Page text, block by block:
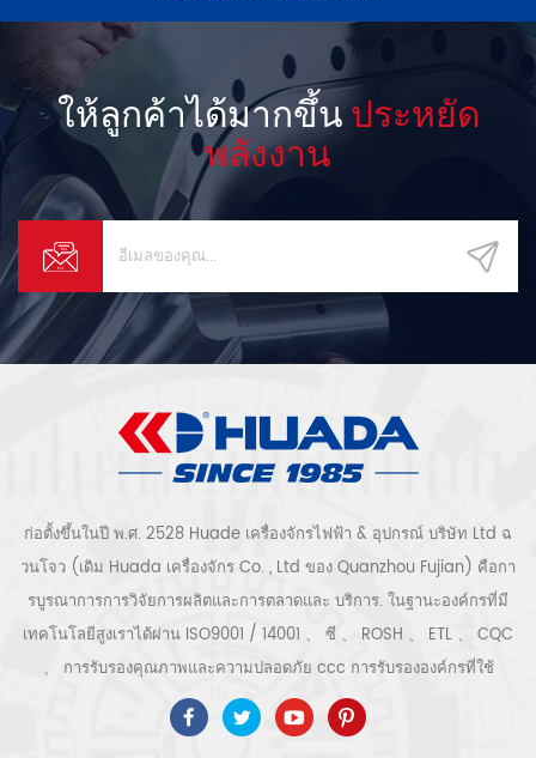
ให้ลูกค้าได้มากขึ้น ประหยัด
พลังงาน
ก่อตั้งขึ้นในปี พ.ศ. 2528 Huade เครื่องจักรไฟฟ้า & อุปกรณ์ บริษัท Ltd ฉ
วนโจว (เดิม Huada เครื่องจักร Co. , Ltd ของ Quanzhou Fujian) คือกา
รบูรณาการการวิจัยการผลิตและการตลาดและ บริการ. ในฐานะองค์กรที่มี
เทคโนโลยีสูงเราได้ผ่าน ISO9001 / 14001 、 ซี 、 ROSH 、 ETL 、 CQC
、 การรับรองคุณภาพและความปลอดภัย ccc การรับรององค์กรที่ใช้
เทคโนโลยีขั้นสูง ฯลฯ ระบบและอุปกรณ์อัดอากาศ ได้แก่ แบบสกรู, ชนิดหอย
โข่ง, แบบไม่มีน้ำมัน, แบบเลื่อน, แบบลูกสูบ, เครื่องเป่า, ตัวกรอง, ท่อระบาย